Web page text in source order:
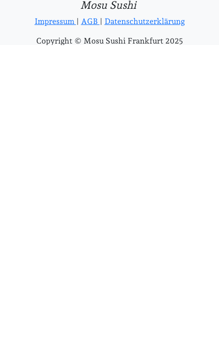
Mosu Sushi
Impressum | AGB | Datenschutzerklärung
Copyright © Mosu Sushi Frankfurt 2025